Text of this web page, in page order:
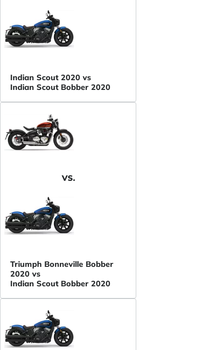
Indian Scout 2020 vs
Indian Scout Bobber 2020
VS.
Triumph Bonneville Bobber
2020 vs
Indian Scout Bobber 2020